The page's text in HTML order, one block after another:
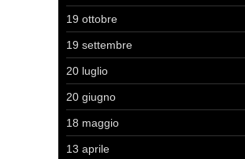
19 ottobre
19 settembre
20 luglio
20 giugno
18 maggio
13 aprile